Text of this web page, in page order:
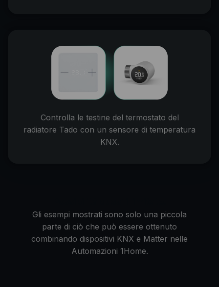
Controlla le testine del termostato del
radiatore Tado con un sensore di temperatura
KNX.
Gli esempi mostrati sono solo una piccola
parte di ciò che può essere ottenuto
combinando dispositivi KNX e Matter nelle
Automazioni 1Home.